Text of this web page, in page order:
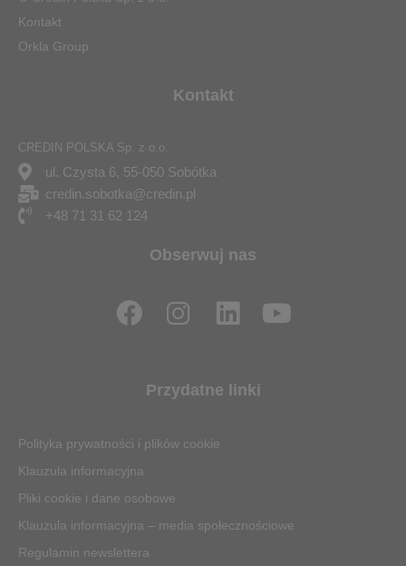
Kontakt
Orkla Group
Kontakt
CREDIN POLSKA Sp. z o.o.
ul. Czysta 6, 55-050 Sobótka
credin.sobotka@credin.pl
+48 71 31 62 124
Obserwuj nas
F
a
o
o
k
I
n
t
g
m
L
i
k
Y
Przydatne linki
Polityka prywatności i plików cookie
Klauzula informacyjna
Pliki cookie i dane osobowe
Klauzula informacyjna – media społecznościowe
Regulamin newslettera